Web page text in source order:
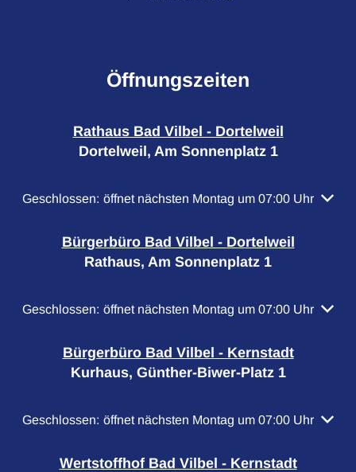
Öffnungszeiten
Rathaus Bad Vilbel - Dortelweil
Dortelweil, Am Sonnenplatz 1
Klicken, um weitere Öffnungs- oder Schließzeiten
Geschlossen: öffnet nächsten Montag um 07:00 Uhr
Bürgerbüro Bad Vilbel - Dortelweil
Rathaus, Am Sonnenplatz 1
Klicken, um weitere Öffnungs- oder Schließzeiten
Geschlossen: öffnet nächsten Montag um 07:00 Uhr
Bürgerbüro Bad Vilbel - Kernstadt
Kurhaus, Günther-Biwer-Platz 1
Klicken, um weitere Öffnungs- oder Schließzeiten
Geschlossen: öffnet nächsten Montag um 07:00 Uhr
Wertstoffhof Bad Vilbel - Kernstadt